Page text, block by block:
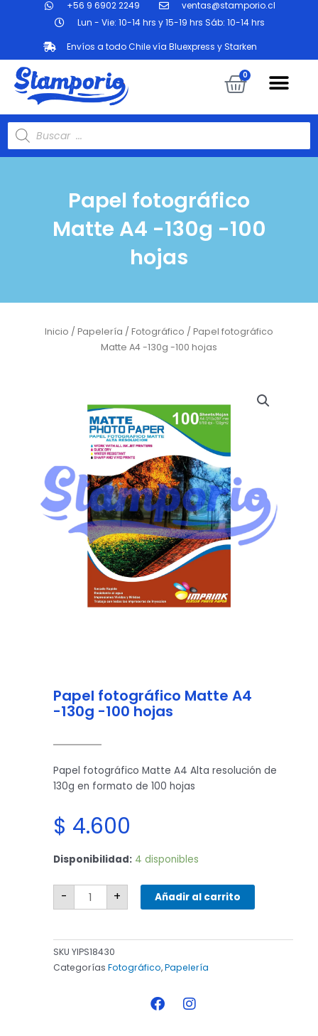
contenido
+56 9 6902 2249
ventas@stamporio.cl
Lun - Vie: 10-14 hrs y 15-19 hrs Sáb: 10-14 hrs
Envíos a todo Chile vía Bluexpress y Starken
0
Búsqueda
de
productos
Papel fotográfico
Matte A4 -130g -100
hojas
Inicio / Papelería / Fotográfico / Papel fotográfico
Matte A4 -130g -100 hojas
Papel fotográfico Matte A4
-130g -100 hojas
Papel fotográfico Matte A4 Alta resolución de
130g en formato de 100 hojas
$ 4.600
Disponibilidad: 4 disponibles
-
Papel
fotográfico
A4
-130g
-100
hojas
+ Añadir al carrito
SKU YIPS18430
Categorías Fotográfico,Papelería
F
a
I
n